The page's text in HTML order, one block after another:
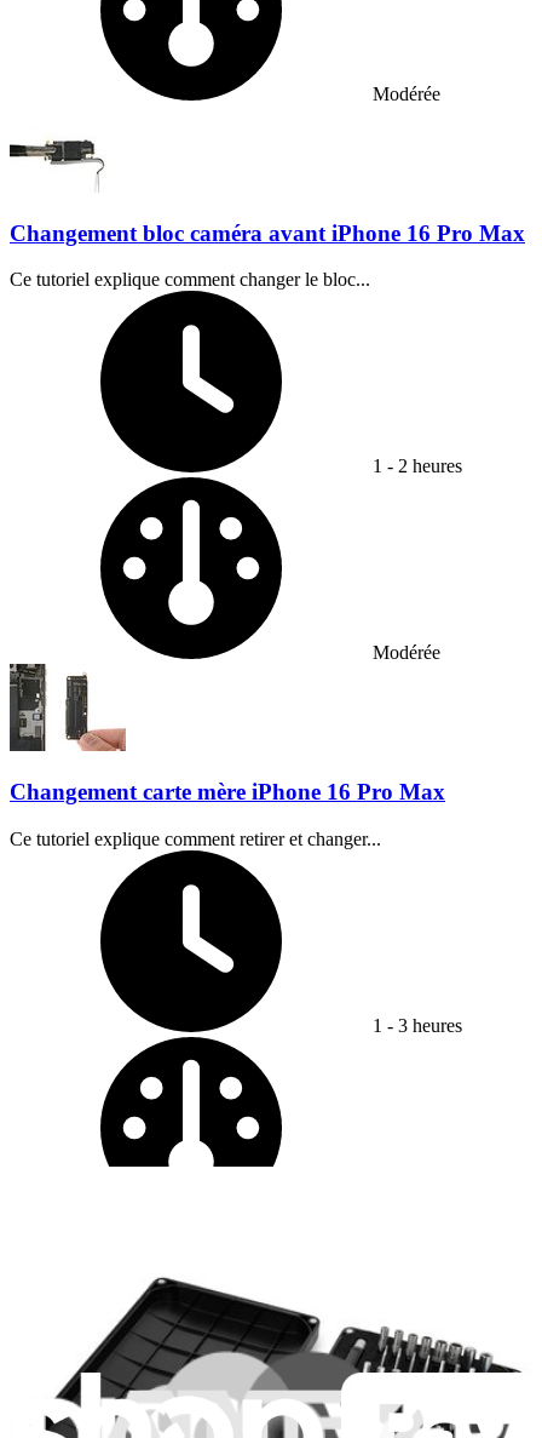
Modérée
Changement bloc caméra avant iPhone 16 Pro Max
Ce tutoriel explique comment changer le bloc...
1 - 2 heures
Modérée
Changement carte mère iPhone 16 Pro Max
Ce tutoriel explique comment retirer et changer...
1 - 3 heures
Changement microphone inférieur iPhone 16 Pro
Ce tutoriel explique comment retirer et changer...